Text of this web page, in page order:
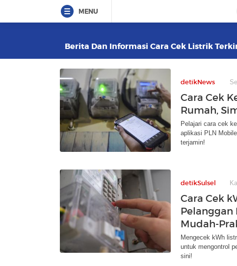
MENU
Berita Dan Informasi Cara Cek Listrik
detikNews
Cara Cek
Rumah,
Pelajari cara cek
aplikasi PLN
terjamin!
detikSulsel
Cara Cek
Pelanggan
Mudah-
Mengecek kWh
untuk mengontrol
sini!